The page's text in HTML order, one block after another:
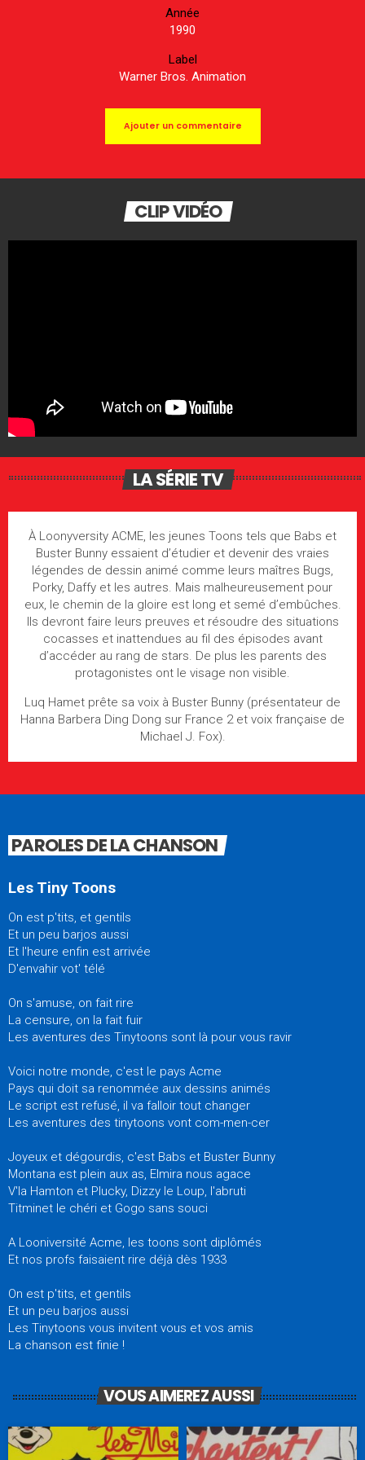
Année
1990
Label
Warner Bros. Animation
Ajouter un commentaire
CLIP VIDÉO
LA SÉRIE TV
À Loonyversity ACME, les jeunes Toons tels que Babs et
Buster Bunny essaient d’étudier et devenir des vraies
légendes de dessin animé comme leurs maîtres Bugs,
Porky, Daffy et les autres. Mais malheureusement pour
eux, le chemin de la gloire est long et semé d’embûches.
Ils devront faire leurs preuves et résoudre des situations
cocasses et inattendues au fil des épisodes avant
d’accéder au rang de stars. De plus les parents des
protagonistes ont le visage non visible.
Luq Hamet prête sa voix à Buster Bunny (présentateur de
Hanna Barbera Ding Dong sur France 2 et voix française de
Michael J. Fox).
PAROLES DE LA CHANSON
Les Tiny Toons
On est p'tits, et gentils
Et un peu barjos aussi
Et l'heure enfin est arrivée
D'envahir vot' télé
On s'amuse, on fait rire
La censure, on la fait fuir
Les aventures des Tinytoons sont là pour vous ravir
Voici notre monde, c'est le pays Acme
Pays qui doit sa renommée aux dessins animés
Le script est refusé, il va falloir tout changer
Les aventures des tinytoons vont com-men-cer
Joyeux et dégourdis, c'est Babs et Buster Bunny
Montana est plein aux as, Elmira nous agace
V'la Hamton et Plucky, Dizzy le Loup, l'abruti
Titminet le chéri et Gogo sans souci
A Looniversité Acme, les toons sont diplômés
Et nos profs faisaient rire déjà dès 1933
On est p'tits, et gentils
Et un peu barjos aussi
Les Tinytoons vous invitent vous et vos amis
La chanson est finie !
VOUS AIMEREZ AUSSI